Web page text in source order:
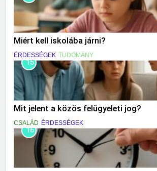
Miért kell iskolába járni?
ÉRDESSÉGEK TUDOMÁNY
15
Mit jelent a közös felügyeleti jog?
CSALÁD ÉRDESSÉGEK
16